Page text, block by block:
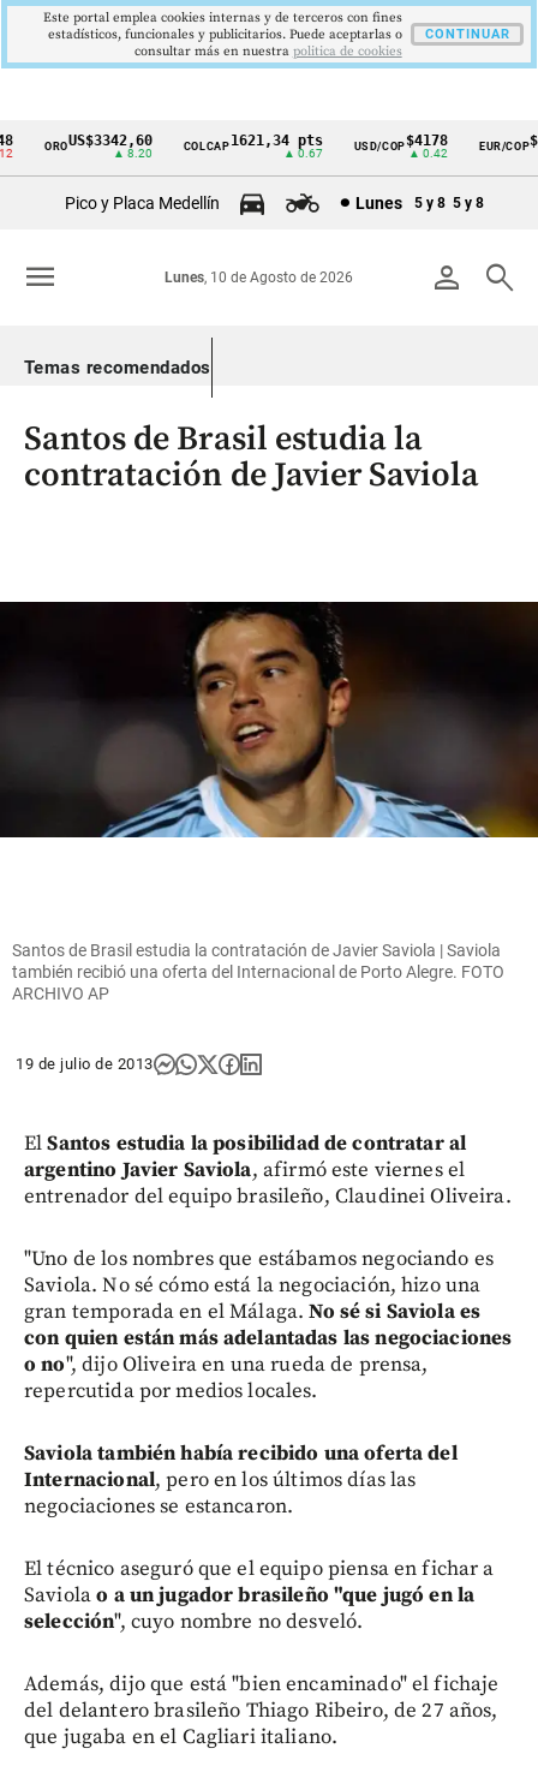
Cintillo
Colombia
OROUS$3342,60
▲ 8.20
COLCAP1621,34 pts
▲ 0.67
USD/COP$4178
▲ 0.42
EUR/COP
Pico y Placa Medellín Lunes 5 y 8 5 y 8
person search
Lunes, 10 de Agosto de 2026
menu
Temas recomendados
Santos de Brasil estudia la
contratación de Javier Saviola
Santos de Brasil estudia la contratación de Javier Saviola | Saviola
también recibió una oferta del Internacional de Porto Alegre. FOTO
ARCHIVO AP
19 de julio de 2013
ElSantos estudia la posibilidad de contratar al
argentino Javier Saviola, afirmó este viernes el
entrenador del equipo brasileño, Claudinei Oliveira.
"Uno de los nombres que estábamos negociando es
Saviola. No sé cómo está la negociación, hizo una
gran temporada en el Málaga.No sé si Saviola es
con quien están más adelantadas las negociaciones
o no", dijo Oliveira en una rueda de prensa,
repercutida por medios locales.
Saviola también había recibido una oferta del
Internacional, pero en los últimos días las
negociaciones se estancaron.
El técnico aseguró que el equipo piensa en fichar a
Saviolao a un jugador brasileño "que jugó en la
selección", cuyo nombre no desveló.
Además, dijo que está "bien encaminado" el fichaje
del delantero brasileño Thiago Ribeiro, de 27 años,
que jugaba en el Cagliari italiano.
Este portal emplea cookies internas y de terceros con fines
estadísticos, funcionales y publicitarios. Puede aceptarlas o
consultar más en nuestra politica de cookies
CONTINUAR